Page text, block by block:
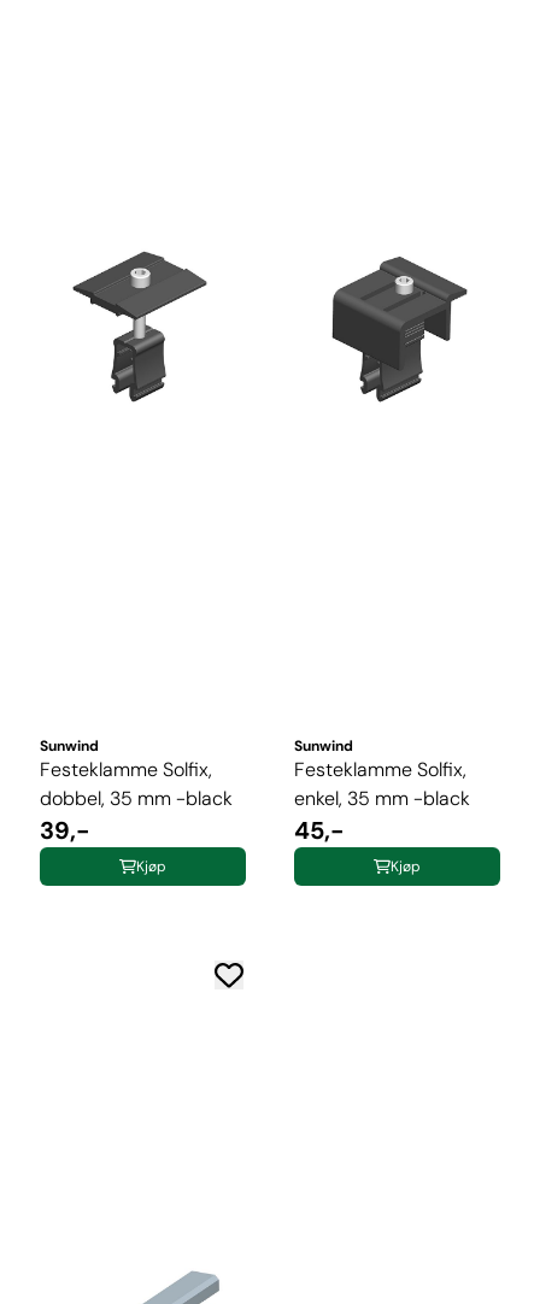
Sunwind
Festeklamme Solfix,
dobbel, 35 mm -black
39,-
Kjøp
Sunwind
Festeklamme Solfix,
enkel, 35 mm -black
45,-
Kjøp